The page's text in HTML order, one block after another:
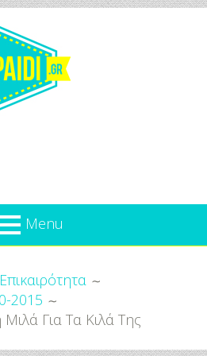
Menu
Επικαιρότητα
2015
Για Τα Κιλά Της